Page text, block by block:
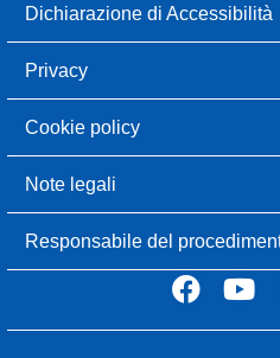
Dichiarazione di Accessibilità
Privacy
Cookie policy
Note legali
Responsabile del